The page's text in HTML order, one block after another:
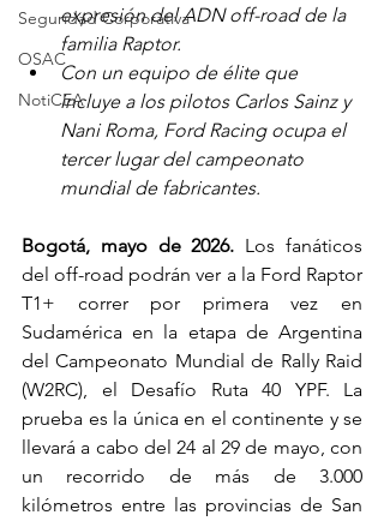
Seguridad Corporativa
OSAC
NotiCEA
expresión del ADN off-road de la
familia Raptor.
Con un equipo de élite que
incluye a los pilotos Carlos Sainz y
Nani Roma, Ford Racing ocupa el
tercer lugar del campeonato
mundial de fabricantes.
Bogotá, mayo de 2026. Los fanáticos
del off-road podrán ver a la Ford Raptor
T1+ correr por primera vez en
Sudamérica en la etapa de Argentina
del Campeonato Mundial de Rally Raid
(W2RC), el Desafío Ruta 40 YPF. La
prueba es la única en el continente y se
llevará a cabo del 24 al 29 de mayo, con
un recorrido de más de 3.000
kilómetros entre las provincias de San